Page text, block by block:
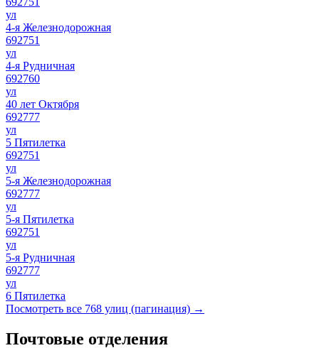
ул
4-я Железнодорожная
692751
ул
4-я Рудничная
692760
ул
40 лет Октября
692777
ул
5 Пятилетка
692751
ул
5-я Железнодорожная
692777
ул
5-я Пятилетка
692751
ул
5-я Рудничная
692777
ул
6 Пятилетка
Посмотреть все 768 улиц (пагинация) →
Почтовые отделения